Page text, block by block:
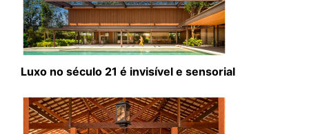
Luxo no século 21 é invisível e sensorial